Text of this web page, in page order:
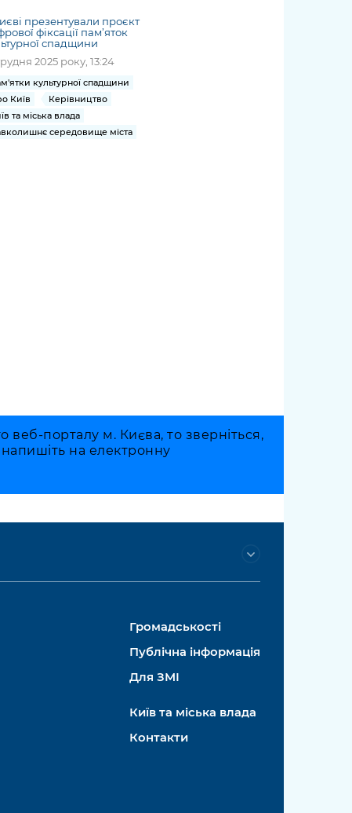
презентували проєкт
фіксації пам’яток
спадщини
2025 року, 13:24
культурної спадщини
Київ
Керівництво
та міська влада
середовище міста
порталу м. Києва, то зверніться,
на електронну
Громадськості
Публічна інформація
Для ЗМІ
Київ та міська влада
Контакти